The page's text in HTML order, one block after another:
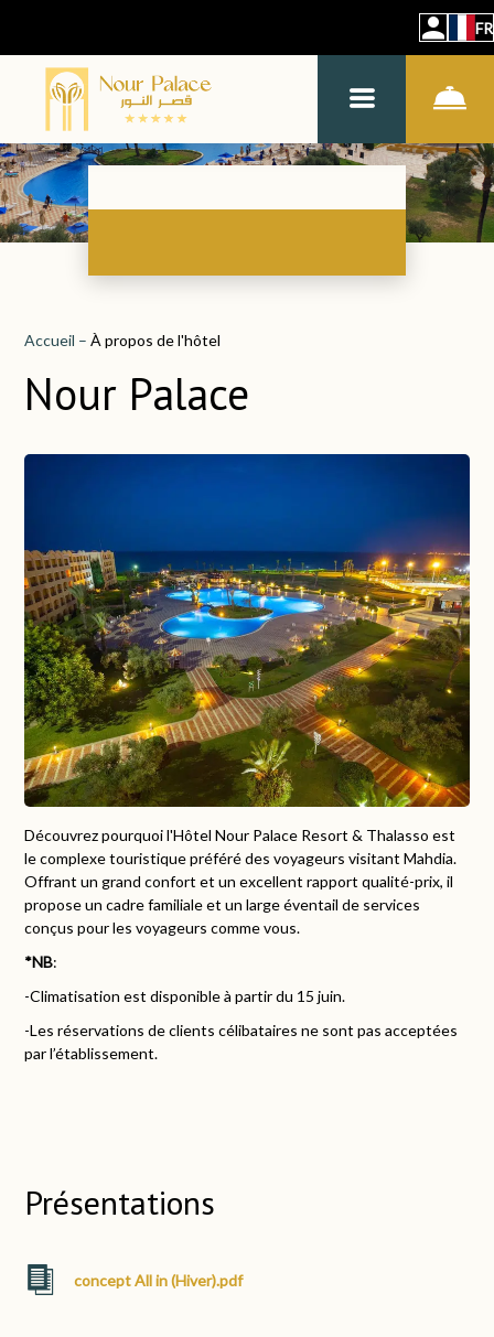
FR
Accueil –À propos de l'hôtel
Nour Palace
Découvrez pourquoi l'Hôtel Nour Palace Resort & Thalasso est
le complexe touristique préféré des voyageurs visitant Mahdia.
Offrant un grand confort et un excellent rapport qualité-prix, il
propose un cadre familiale et un large éventail de services
conçus pour les voyageurs comme vous.
*NB:
-Climatisation est disponible à partir du 15 juin.
-Les réservations de clients célibataires ne sont pas acceptées
par l’établissement.
Présentations
concept All in (Hiver).pdf